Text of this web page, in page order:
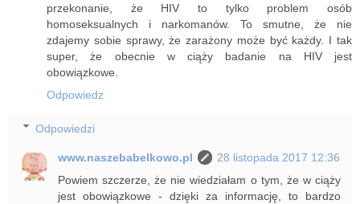
przekonanie, że HIV to tylko problem osób
homoseksualnych i narkomanów. To smutne, że nie
zdajemy sobie sprawy, że zarażony może być każdy. I tak
super, że obecnie w ciąży badanie na HIV jest
obowiązkowe.
Odpowiedz
Odpowiedzi
www.naszebabelkowo.pl
28 listopada 2017 12:36
Powiem szczerze, że nie wiedziałam o tym, że w ciąży
jest obowiązkowe - dzięki za informację, to bardzo